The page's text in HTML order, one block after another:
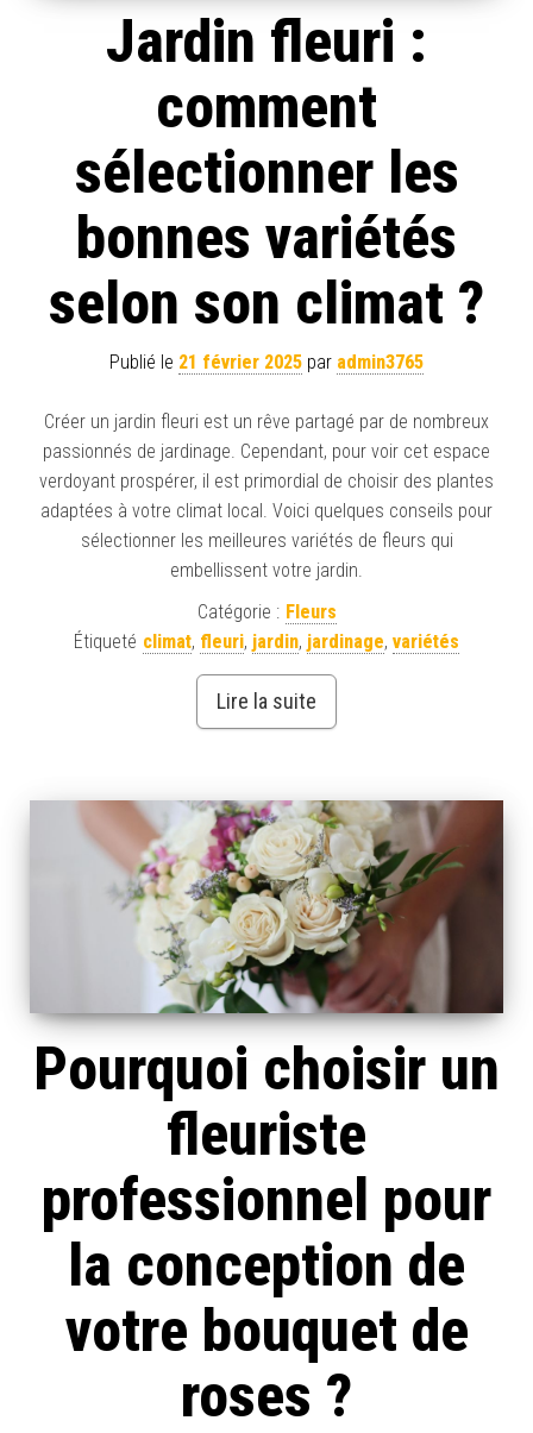
Jardin fleuri :
comment
sélectionner les
bonnes variétés
selon son climat ?
Publié le 21 février 2025 par admin3765
Créer un jardin fleuri est un rêve partagé par de nombreux
passionnés de jardinage. Cependant, pour voir cet espace
verdoyant prospérer, il est primordial de choisir des plantes
adaptées à votre climat local. Voici quelques conseils pour
sélectionner les meilleures variétés de fleurs qui
embellissent votre jardin.
Catégorie : Fleurs
Étiqueté climat, fleuri, jardin, jardinage, variétés
Lire la suite
Pourquoi choisir un
fleuriste
professionnel pour
la conception de
votre bouquet de
roses ?